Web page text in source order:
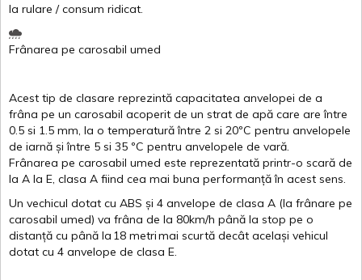
la rulare /consum ridicat.
Frânarea pe carosabil umed
Acest tip de clasare reprezintă capacitatea anvelopei de a
frâna pe un carosabil acoperit de un strat de apă care areîntre
0.5 si 1.5 mm, la o temperatură între 2 si 20ºC pentru anvelopele
de iarnă și între 5 si 35 ºC pentru anvelopele de vară.
Frânarea pe carosabil umed este reprezentată printr-o scară de
la A la E, clasa A fiind cea mai buna performanță în acest sens.
Un vechicul dotat cu ABS și 4 anvelope de clasa A (la frânare pe
carosabil umed) va frâna de la 80km/h până la stop pe o
distanță cu până la 18 metrimai scurtă decât același vehicul
dotat cu 4 anvelope de clasa E.